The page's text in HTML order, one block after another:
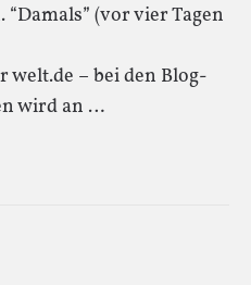
(vor vier Tagen
– bei den Blog-
wird an …